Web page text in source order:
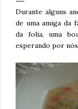
Durante alguns
de uma amiga da
da folia, uma
esperando por